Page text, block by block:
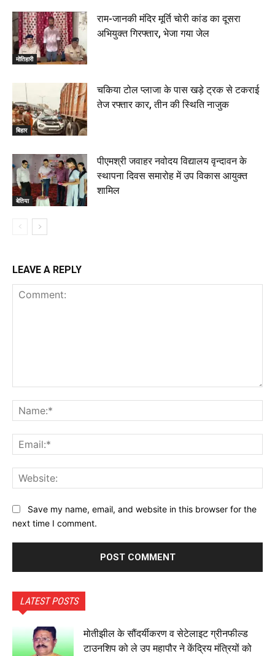
मोतिहारी
राम-जानकी मंदिर मूर्ति चोरी कांड का दूसरा
अभियुक्त गिरफ्तार, भेजा गया जेल
बिहार
चकिया टोल प्लाजा के पास खड़े ट्रक से टकराई
तेज रफ्तार कार, तीन की स्थिति नाजुक
बेतिया
पीएमश्री जवाहर नवोदय विद्यालय वृन्दावन के
स्थापना दिवस समारोह में उप विकास आयुक्त
शामिल
LEAVE A REPLY
Save my name, email, and website in this browser for the
next time I comment.
LATEST POSTS
मोतीझील के सौंदर्यीकरण व सेटेलाइट ग्रीनफील्ड
टाउनशिप को ले उप महापौर ने केंद्रिय मंत्रियों को